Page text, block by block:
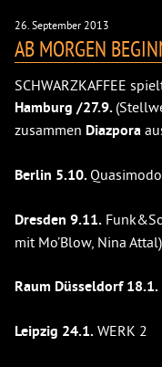
AB MORGEN
26. September 2013
SCHWARZKAFFEE
Hamburg /27.9.
zusammen Diazpora
Berlin 5.10. Quasimodo
Dresden 9.11.
mit Mo’Blow, Nina Attal)
Raum Düsseldorf 18.1.
Leipzig 24.1. WERK 2